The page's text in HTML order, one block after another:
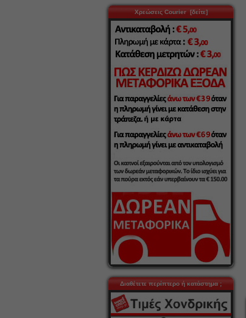
Χρεώσεις Courier [δείτε]
Διαθέτετε περίπτερο ή κατάστημα ;